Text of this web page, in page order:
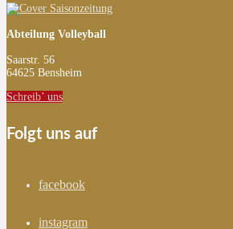
Abteilung Volleyball
Saarstr. 56
64625 Bensheim
Schreib’ uns
Folgt uns auf
facebook
instagram